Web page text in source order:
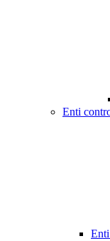
Enti